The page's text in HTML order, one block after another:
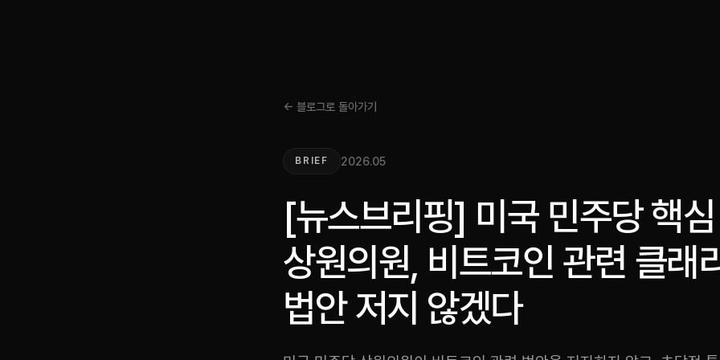
← 블로그로 돌아가기
BRIEF 2026.05
[뉴스브리핑] 미국 민주당 핵심
상원의원, 비트코인 관련 클래
법안 저지 않겠다